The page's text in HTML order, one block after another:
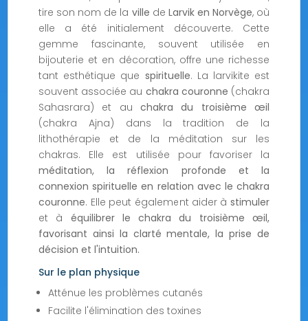
tire son nom de la ville de Larvik en Norvège, où
elle a été initialement découverte. Cette
gemme fascinante, souvent utilisée en
bijouterie et en décoration, offre une richesse
tant esthétique que spirituelle. La larvikite est
souvent associée au chakra couronne (chakra
Sahasrara) et au chakra du troisième œil
(chakra Ajna) dans la tradition de la
lithothérapie et de la méditation sur les
chakras. Elle est utilisée pour favoriser la
méditation, la réflexion profonde et la
connexion spirituelle en relation avec le chakra
couronne. Elle peut également aider à stimuler
et à équilibrer le chakra du troisième œil,
favorisant ainsi la clarté mentale, la prise de
décision et l'intuition.
Sur le plan physique
Atténue les problèmes cutanés
Facilite l'élimination des toxines